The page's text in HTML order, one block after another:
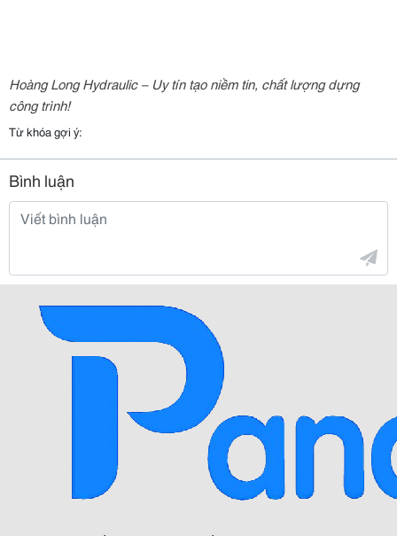
Hoàng Long Hydraulic – Uy tín tạo niềm tin, chất lượng dựng
công trình!
Từ khóa gợi ý:
Bình luận